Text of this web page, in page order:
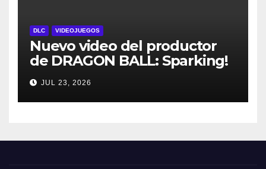
DLC VIDEOJUEGOS
Nuevo video del productor
de DRAGON BALL: Sparking!
ZERO detalla el Super Limit-
Breaking NEO DLC
JUL 23, 2026